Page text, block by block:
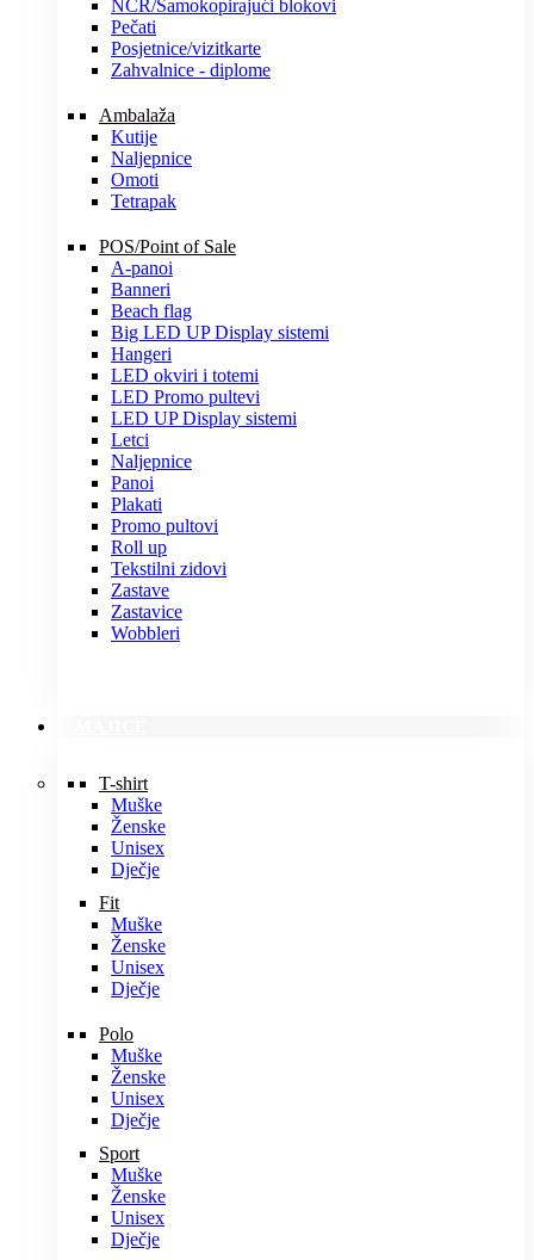
NCR/Samokopirajući blokovi
Pečati
Posjetnice/vizitkarte
Zahvalnice - diplome
Ambalaža
Kutije
Naljepnice
Omoti
Tetrapak
POS/Point of Sale
A-panoi
Banneri
Beach flag
Big LED UP Display sistemi
Hangeri
LED okviri i totemi
LED Promo pultevi
LED UP Display sistemi
Letci
Naljepnice
Panoi
Plakati
Promo pultovi
Roll up
Tekstilni zidovi
Zastave
Zastavice
Wobbleri
T-shirt
Muške
Ženske
Unisex
Dječje
Fit
Muške
Ženske
Unisex
Dječje
Polo
Muške
Ženske
Unisex
Dječje
Sport
Muške
Ženske
Unisex
Dječje